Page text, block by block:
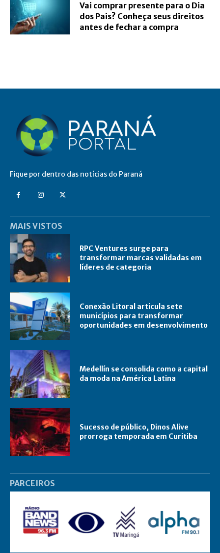
Vai comprar presente para o Dia
dos Pais? Conheça seus direitos
antes de fechar a compra
Fique por dentro das notícias do Paraná
MAIS VISTOS
RPC Ventures surge para
transformar marcas validadas em
líderes de categoria
Conexão Litoral articula sete
municípios para transformar
oportunidades em desenvolvimento
Medellín se consolida como a capital
da moda na América Latina
Sucesso de público, Dinos Alive
prorroga temporada em Curitiba
PARCEIROS